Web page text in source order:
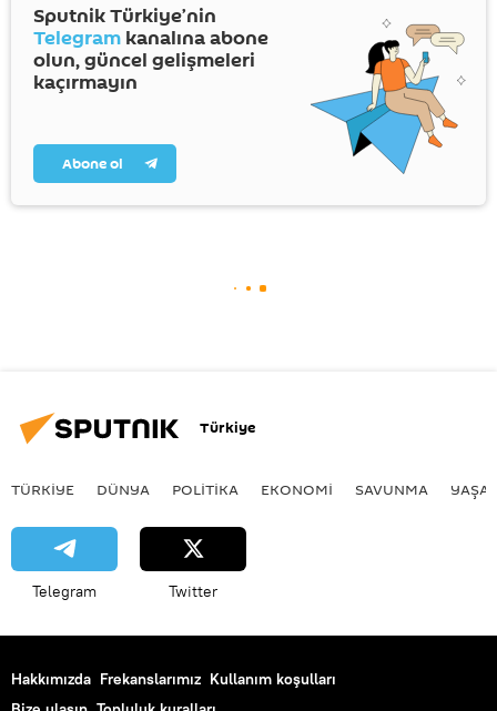
Sputnik Türkiye’nin
Telegram kanalına abone
olun, güncel gelişmeleri
kaçırmayın
Abone ol
Türkiye
TÜRKIYE DÜNYA POLİTİKA EKONOMİ SAVUNMA
Telegram Twitter
Hakkımızda Frekanslarımız Kullanım koşulları